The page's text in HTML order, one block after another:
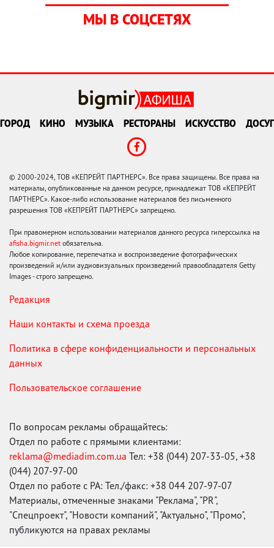
МЫ В СОЦСЕТЯХ
ГОРОД КИНО МУЗЫКА РЕСТОРАНЫ ИСКУССТВО ДОСУГ
© 2000-2024, ТОВ «КЕПРЕЙТ ПАРТНЕРС». Все права защищены. Все права на
материалы, опубликованные на данном ресурсе, принадлежат ТОВ «КЕПРЕЙТ
ПАРТНЕРС». Какое-либо использование материалов без письменного
разрешения ТОВ «КЕПРЕЙТ ПАРТНЕРС» запрещено.
При правомерном использовании материалов данного ресурса гиперссылка на
afisha.bigmir.net обязательна.
Любое копирование, перепечатка и воспроизведение фотографических
произведений и/или аудиовизуальных произведений правообладателя Getty
Images - строго запрещено.
Редакция
Наши контакты и схема проезда
Политика в сфере конфиденциальности и персональных
данных
Пользовательское соглашение
По вопросам рекламы обращайтесь:
Отдел по работе с прямыми клиентами:
reklama@mediadim.com.ua Тел: +38 (044) 207-33-05, +38
(044) 207-97-00
Отдел по работе с РА: Тел./факс: +38 044 207-97-07
Материалы, отмеченные знаками "Реклама", "PR",
"Спецпроект", "Новости компаний", "Актуально", "Промо",
публикуются на правах рекламы